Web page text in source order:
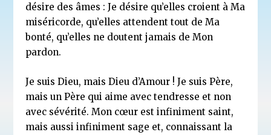
désire des âmes : Je désire qu’elles croient à Ma
miséricorde, qu’elles attendent tout de Ma
bonté, qu’elles ne doutent jamais de Mon
pardon.
Je suis Dieu, mais Dieu d’Amour ! Je suis Père,
mais un Père qui aime avec tendresse et non
avec sévérité. Mon cœur est infiniment saint,
mais aussi infiniment sage et, connaissant la